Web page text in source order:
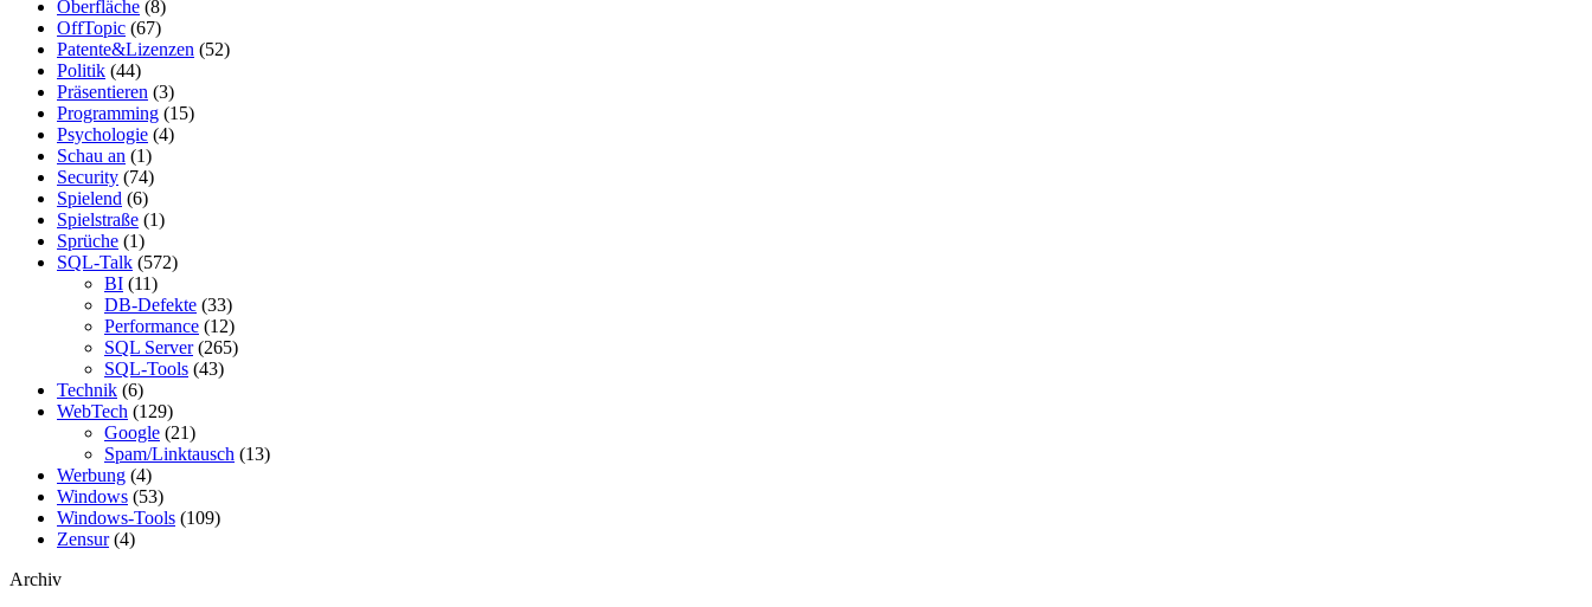
Oberfläche (8)
OffTopic (67)
Patente&Lizenzen (52)
Politik (44)
Präsentieren (3)
Programming (15)
Psychologie (4)
Schau an (1)
Security (74)
Spielend (6)
Spielstraße (1)
Sprüche (1)
SQL-Talk (572)
BI (11)
DB-Defekte (33)
Performance (12)
SQL Server(265)
SQL-Tools (43)
Technik (6)
WebTech (129)
Google (21)
Spam/Linktausch (13)
Werbung (4)
Windows (53)
Windows-Tools (109)
Zensur(4)
Archiv